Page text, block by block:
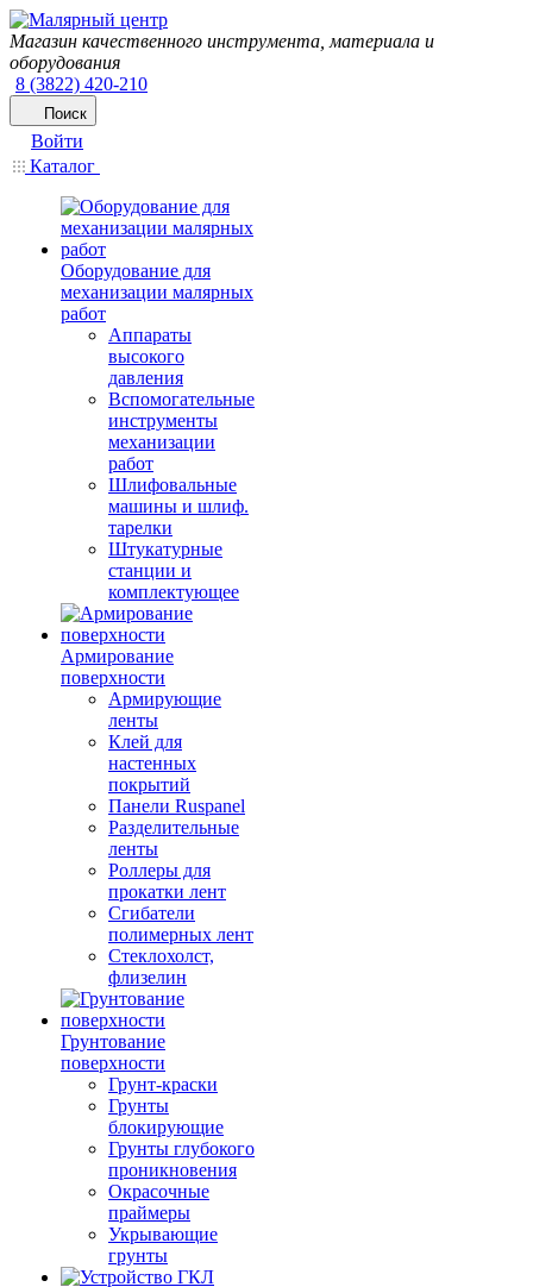
Магазин качественного инструмента, материала и
оборудования
8 (3822) 420-210
Поиск
Войти
Каталог
Оборудование для
механизации малярных
работ
Аппараты
высокого
давления
Вспомогательные
инструменты
механизации
работ
Шлифовальные
машины и шлиф.
тарелки
Штукатурные
станции и
комплектующее
Армирование
поверхности
Армирующие
ленты
Клей для
настенных
покрытий
Панели Ruspanel
Разделительные
ленты
Роллеры для
прокатки лент
Сгибатели
полимерных лент
Стеклохолст,
флизелин
Грунтование
поверхности
Грунт-краски
Грунты
блокирующие
Грунты глубокого
проникновения
Окрасочные
праймеры
Укрывающие
грунты